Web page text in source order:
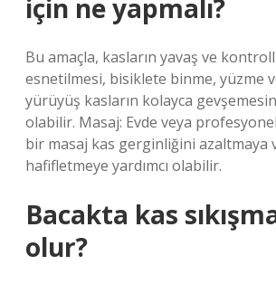
için ne yapmalı?
Bu amaçla, kasların yavaş ve
esnetilmesi, bisiklete binme, yüzme
yürüyüş kasların kolayca
olabilir. Masaj: Evde veya
bir masaj kas gerginliğini azaltmaya
hafifletmeye yardımcı olabilir.
Bacakta kas
olur?